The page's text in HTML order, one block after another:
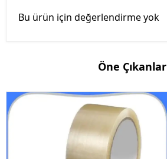
Bu ürün için değerlendirme yok
Öne Çıkanlar